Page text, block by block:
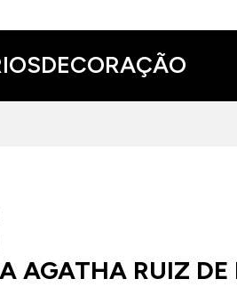
DECORAÇÃO
AGATHA RUIZ